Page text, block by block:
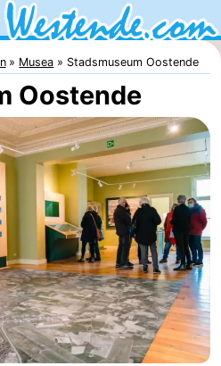
Musea Stadsmuseum Oostende
Oostende